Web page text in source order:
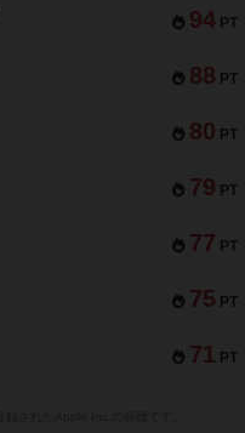
94 PT
88 PT
80 PT
79 PT
77 PT
75 PT
71 PT